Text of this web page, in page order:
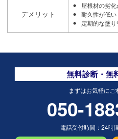
デメリット
屋根材の劣
耐久性が低い
定期的な塗
無料診断・無
まずはお気軽に
050-
電話受付時間： 24時